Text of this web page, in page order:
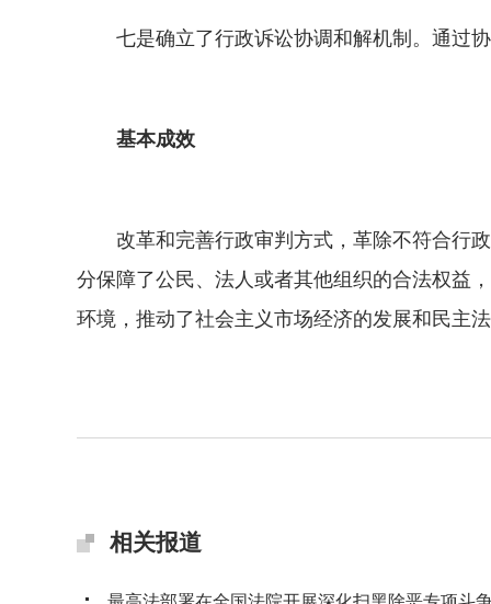
七是确立了行政诉讼协调和解机制。通过协
基本成效
改革和完善行政审判方式，革除不符合行政
分保障了公民、法人或者其他组织的合法权益
环境，推动了社会主义市场经济的发展和民主
相关报道